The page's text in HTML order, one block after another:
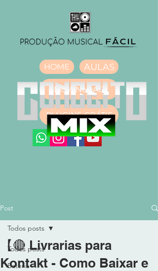
HOME AULAS
DOWNLOAD
PLUGINS GRÁTIS
Post
Todos posts
Bateria
Todos posts
【🔴 Livrarias para
Kontakt - Como Baixar e